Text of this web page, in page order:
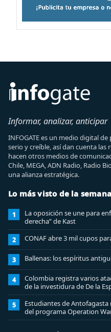
Informar, analizar, anticipar
INFOGATE es un medio digital
serio y creíble, así dan cuenta
hacen otros medios de
Chile, MEGA, ADN Radio, Radio
una alianza estratégica.
Lo más visto de la semana
1
La oposición se une para
derecha” de Kast
2 CONAF abre 3 mil cupos
3 Ballenas: los espíritus
4
Colombia registra varios
de la investidura de De la
5
Estudiantes de
del programa Operation